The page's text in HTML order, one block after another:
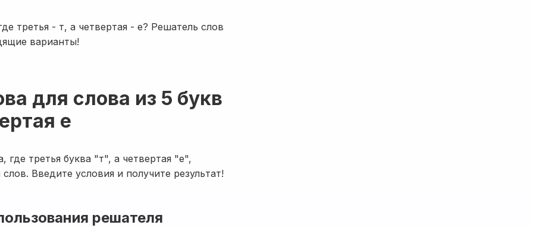
третья - т, а четвертая - е? Решатель слов
варианты!
для слова из 5 букв
е
где третья буква "т", а четвертая "е",
Введите условия и получите результат!
решателя